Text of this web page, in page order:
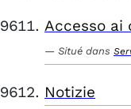
Accesso
Situé dans
Notizie